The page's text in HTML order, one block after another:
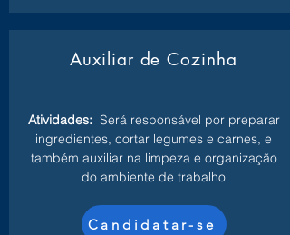
Auxiliar de Cozinha
Atividades: Será responsável por preparar
ingredientes, cortar legumes e carnes, e
também auxiliar na limpeza e organização
do ambiente de trabalho
Candidatar-se